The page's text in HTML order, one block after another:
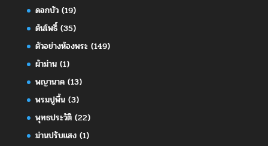
ดอกบัว(19)
ต้นโพธิ์(35)
ตัวอย่างห้องพระ(149)
ผ้าม่าน(1)
พญานาค(13)
พรมปูพื้น(3)
พุทธประวัติ(22)
ม่านปรับแสง(1)